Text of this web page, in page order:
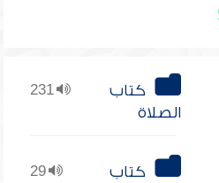
231
كتاب
الصلاة
29
كتاب